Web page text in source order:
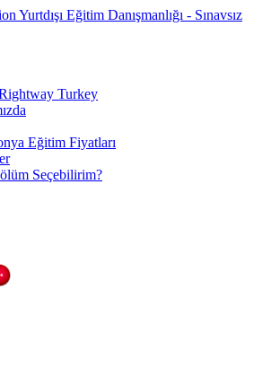
Turkey
Eğitim Fiyatları
Seçebilirim?